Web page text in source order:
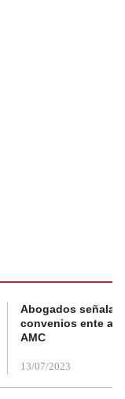
Abogados
convenios ente
AMC
13/07/2023